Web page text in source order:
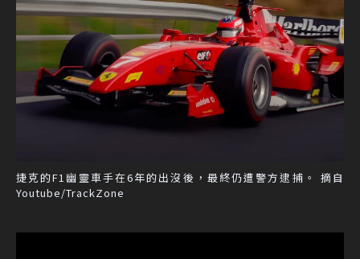
捷克的F1幽靈車手在6年的出沒後，最終仍遭警方逮捕。 摘自
Youtube/TrackZone